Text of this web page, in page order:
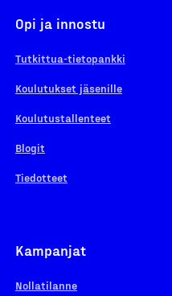
Opi ja innostu
Tutkittua-tietopankki
Koulutukset jäsenille
Koulutustallenteet
Blogit
Tiedotteet
Kampanjat
Nollatilanne